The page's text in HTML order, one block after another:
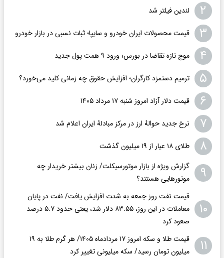
۲ لندین فیلتر شد
۳ قیمت محصولات ایران خودرو و سایپا؛ ثبات نسبی در بازار خودرو
۴ موج تازه تقاضا در بورس؛ ورود ۹ همت پول جدید
۵ ترمیم دستمزد کارگران؛ افزایش حقوق چه زمانی کلید می‌خورد؟
۶ قیمت دلار آزاد امروز شنبه ۱۷ مرداد ۱۴۰۵
۷ نرخ جدید حوالهٔ ارز در مرکز مبادلهٔ ایران اعلام شد
۸ طلای ۱۸ عیار از ۱۹ میلیون گذشت
۹
گزارش ویژه از بازار موتورسیکلت/ زنان بیشتر خریدار چه
موتورهایی هستند؟
۱۰
قیمت نفت روز جمعه به شدت افزایش یافت/ نفت در پایان
معاملات در این روز، ۸۳.۵۵ دلار شد، یعنی حدود ۵.۷ درصد
صعود کرد
۱۱
قیمت طلا و سکه امروز ۱۷ مردادماه ۱۴۰۵/ هر گرم طلا به ۱۹
میلیون تومان رسید/ سکه میلیونی تغییر کرد